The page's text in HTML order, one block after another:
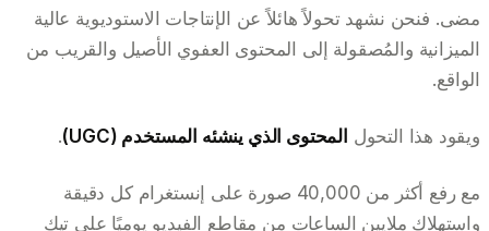
مضى. فنحن نشهد تحولاً هائلاً عن الإنتاجات الاستوديوية عالية
الميزانية والمُصقولة إلى المحتوى العفوي الأصيل والقريب من
الواقع.
ويقود هذا التحول المحتوى الذي ينشئه المستخدم (UGC) .
مع رفع أكثر من 40,000 صورة على إنستغرام كل دقيقة
واستهلاك ملايين الساعات من مقاطع الفيديو يوميًا على تيك